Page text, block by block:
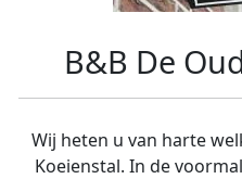
B&B De
Wij heten u van harte
Koeienstal. In de